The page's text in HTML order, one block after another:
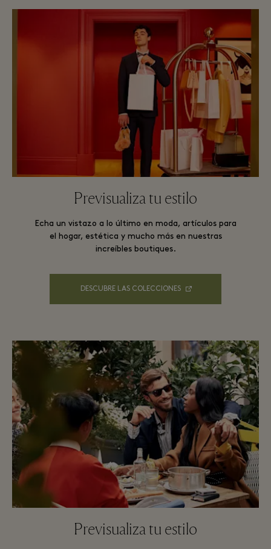
Previsualiza tu estilo
Echa un vistazo a lo último en moda, artículos para
el hogar, estética y mucho más en nuestras
increíbles boutiques.
DESCUBRE LAS COLECCIONES
Previsualiza tu estilo